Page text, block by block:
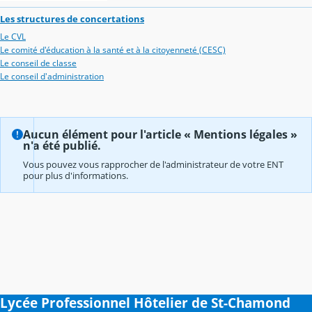
Les structures de concertations
Le CVL
Le comité d'éducation à la santé et à la citoyenneté (CESC)
Le conseil de classe
Le conseil d'administration
Aucun élément pour l'article « Mentions légales »
n'a été publié.
Vous pouvez vous rapprocher de l'administrateur de votre ENT
pour plus d'informations.
Lycée Professionnel Hôtelier de St-Chamond